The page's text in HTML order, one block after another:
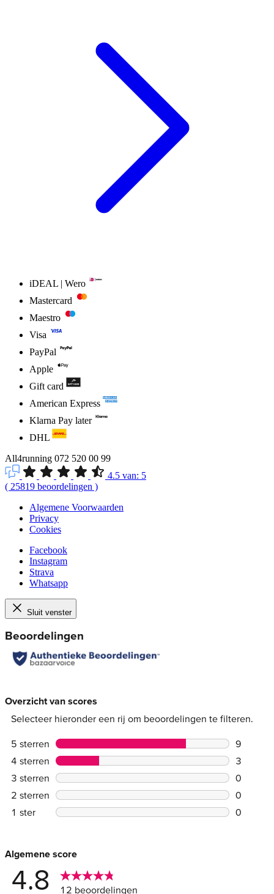
iDEAL | Wero
Mastercard
Maestro
Visa
PayPal
Apple
Gift card
American Express
Klarna Pay later
DHL
All4running 072 520 00 99
4.5 van: 5
( 25819 beoordelingen )
Algemene Voorwaarden
Privacy
Cookies
Facebook
Instagram
Strava
Whatsapp
Sluit venster